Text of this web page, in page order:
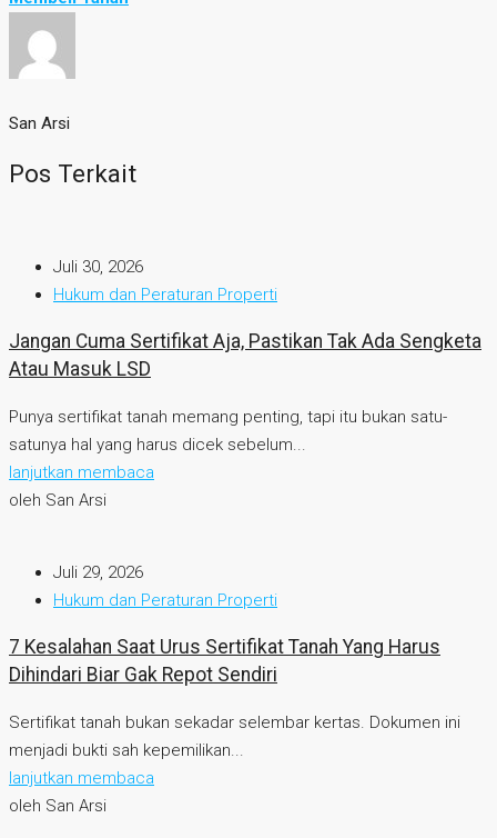
San Arsi
Pos Terkait
Juli 30, 2026
Hukum dan Peraturan Properti
Jangan Cuma Sertifikat Aja, Pastikan Tak Ada Sengketa
Atau Masuk LSD
Punya sertifikat tanah memang penting, tapi itu bukan satu-
satunya hal yang harus dicek sebelum...
lanjutkan membaca
oleh San Arsi
Juli 29, 2026
Hukum dan Peraturan Properti
7 Kesalahan Saat Urus Sertifikat Tanah Yang Harus
Dihindari Biar Gak Repot Sendiri
Sertifikat tanah bukan sekadar selembar kertas. Dokumen ini
menjadi bukti sah kepemilikan...
lanjutkan membaca
oleh San Arsi